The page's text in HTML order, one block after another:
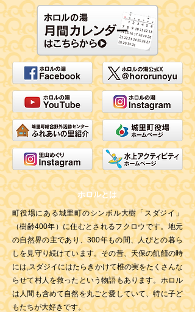
ホロルとは
町役場にある城里町のシンボル大樹「スダジイ」
（樹齢400年）に住むとされるフクロウです。地元
の自然界の主であり、300年もの間、人びとの暮ら
しを見守り続けています。その昔、天保の飢饉の時
には,スダジイにはたらきかけて椎の実をたくさんな
らせて村人を救ったという物語もあります。ホロル
は人間も含めて自然を丸ごと愛していて、特に子ど
もたちが大好きです。